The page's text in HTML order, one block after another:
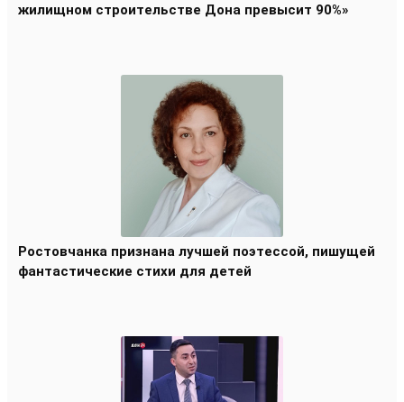
жилищном строительстве Дона превысит 90%»
Ростовчанка признана лучшей поэтессой, пишущей
фантастические стихи для детей